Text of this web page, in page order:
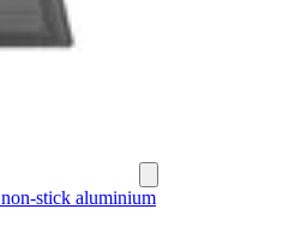
stick aluminium